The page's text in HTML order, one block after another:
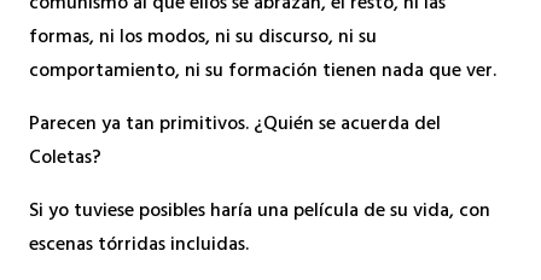
formas, ni los modos, ni su discurso, ni su
comportamiento, ni su formación tienen nada que ver.
Parecen ya tan primitivos. ¿Quién se acuerda del
Coletas?
Si yo tuviese posibles haría una película de su vida, con
escenas tórridas incluidas.